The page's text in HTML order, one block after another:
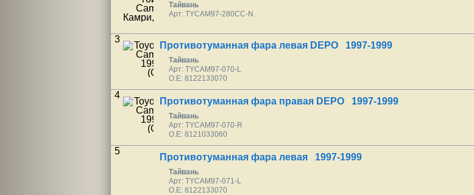
Тайвань
Арт: TYCAM97-280CC-N
3
Противотуманная фара левая DEPO 1997-1999
Тайвань
Арт: TYCAM97-070-L
O.E: 8122133070
4
Противотуманная фара правая DEPO 1997-1999
Тайвань
Арт: TYCAM97-070-R
O.E: 8121033060
5
Противотуманная фара левая 1997-1999
Тайвань
Арт: TYCAM97-071-L
O.E: 8122133070